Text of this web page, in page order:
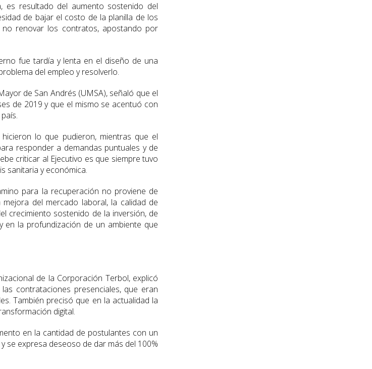
es resultado del aumento sostenido del
de bajar el costo de la planilla de los
renovar los contratos, apostando por
fue tardía y lenta en el diseño de una
del empleo y resolverlo.
de San Andrés (UMSA), señaló que el
de 2019 y que el mismo se acentuó con
lo que pudieron, mientras que el
responder a demandas puntuales y de
criticar al Ejecutivo es que siempre tuvo
sanitaria y económica.
para la recuperación no proviene de
del mercado laboral, la calidad de
crecimiento sostenido de la inversión, de
en la profundización de un ambiente que
de la Corporación Terbol, explicó
contrataciones presenciales, que eran
También precisó que en la actualidad la
digital.
en la cantidad de postulantes con un
se expresa deseoso de dar más del 100%